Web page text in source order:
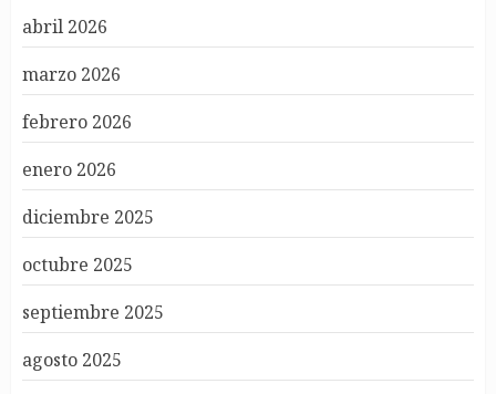
abril 2026
marzo 2026
febrero 2026
enero 2026
diciembre 2025
octubre 2025
septiembre 2025
agosto 2025